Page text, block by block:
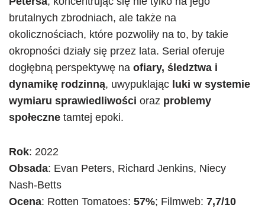
brutalnych zbrodniach, ale także na
okolicznościach, które pozwoliły na to, by takie
okropności działy się przez lata. Serial oferuje
dogłębną perspektywę na ofiary, śledztwa i
dynamikę rodzinną, uwypuklając luki w systemie
wymiaru sprawiedliwości oraz problemy
społeczne tamtej epoki.
Rok: 2022
Obsada: Evan Peters, Richard Jenkins, Niecy
Nash-Betts
Ocena: Rotten Tomatoes: 57%; Filmweb: 7,7/10